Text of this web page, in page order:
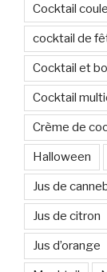
Cocktail
cocktail de
Cocktail et
Cocktail
Crème de
Halloween
Jus de
Jus de citron
Jus d’orange